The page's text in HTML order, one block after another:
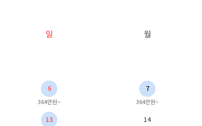
일 월
6
364만원~
7
364만원~
13 14